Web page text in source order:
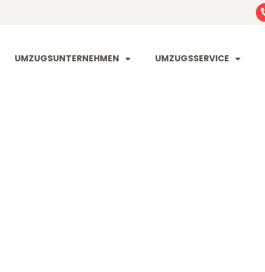
UMZUGSUNTERNEHMEN UMZUGSSERVICE